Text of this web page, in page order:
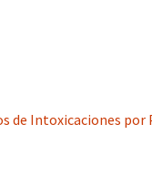
de Intoxicaciones por